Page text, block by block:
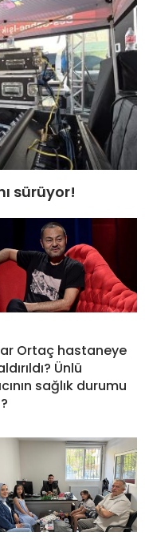
sürüyor!
Ortaç hastaneye
Ünlü
sağlık durumu